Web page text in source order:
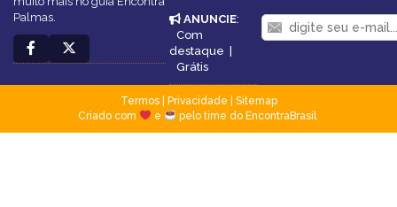
Palmas.
ANUNCIE:
Com
destaque
Grátis
Termos| Privacidade
Sitemap
Criado com
e pelo time do EncontraBrasil